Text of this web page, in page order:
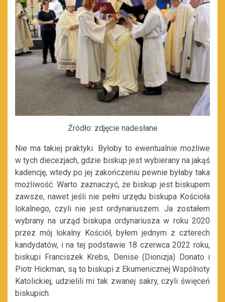
Źródło: zdjęcie nadesłane
Nie ma takiej praktyki. Byłoby to ewentualnie możliwe
w tych diecezjach, gdzie biskup jest wybierany na jakąś
kadencję, wtedy po jej zakończeniu pewnie byłaby taka
możliwość. Warto zaznaczyć, że biskup jest biskupem
zawsze, nawet jeśli nie pełni urzędu biskupa Kościoła
lokalnego, czyli nie jest ordynariuszem. Ja zostałem
wybrany na urząd biskupa ordynariusza w roku 2020
przez mój lokalny Kościół, byłem jednym z czterech
kandydatów, i na tej podstawie 18 czerwca 2022 roku,
biskupi Franciszek Krebs, Denise (Dionizja) Donato i
Piotr Hickman, są to biskupi z Ekumenicznej Wspólnoty
Katolickiej, udzielili mi tak zwanej sakry, czyli święceń
biskupich.